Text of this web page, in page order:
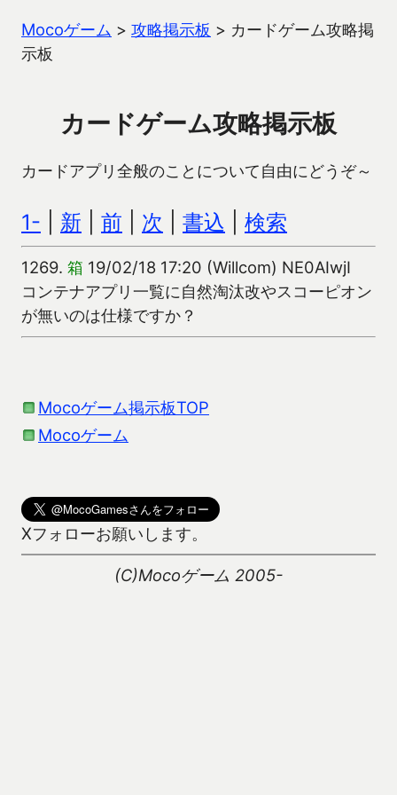
Mocoゲーム > 攻略掲示板 > カードゲーム攻略掲
示板
カードゲーム攻略掲示板
カードアプリ全般のことについて自由にどうぞ～
1- 新 前 次 書込 検索
1269. 箱 19/02/18 17:20 (Willcom) NE0AIwjI
コンテナアプリ一覧に自然淘汰改やスコーピオン
が無いのは仕様ですか？
Mocoゲーム掲示板TOP
Mocoゲーム
Xフォローお願いします。
(C)Mocoゲーム 2005-